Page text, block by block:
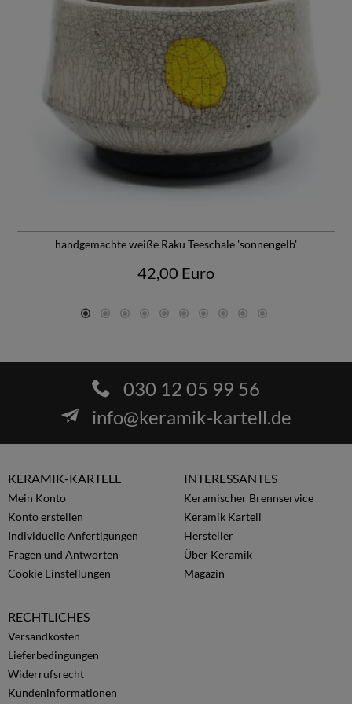
handgemachte weiße Raku Teeschale 'sonnengelb'
42,00 Euro
030 12 05 99 56
info@keramik-kartell.de
KERAMIK-KARTELL
Mein Konto
Konto erstellen
Individuelle Anfertigungen
Fragen und Antworten
Cookie Einstellungen
INTERESSANTES
Keramischer Brennservice
Keramik Kartell
Hersteller
Über Keramik
Magazin
RECHTLICHES
Versandkosten
Lieferbedingungen
Widerrufsrecht
Kundeninformationen